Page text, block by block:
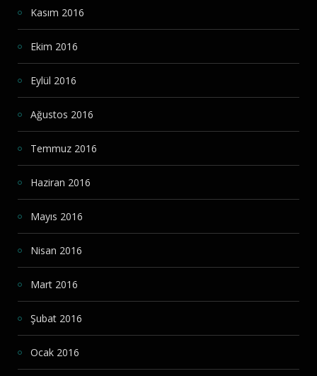
Kasım 2016
Ekim 2016
Eylül 2016
Ağustos 2016
Temmuz 2016
Haziran 2016
Mayıs 2016
Nisan 2016
Mart 2016
Şubat 2016
Ocak 2016